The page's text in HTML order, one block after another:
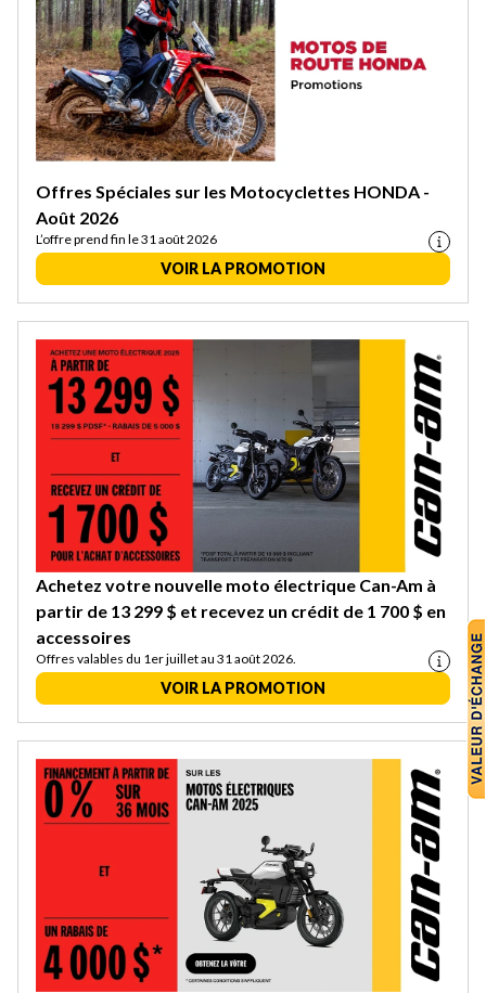
Offres Spéciales sur les Motocyclettes HONDA -
Août 2026
L’offre prend fin le 31 août 2026
VOIR LA PROMOTION
Achetez votre nouvelle moto électrique Can-Am à
partir de 13 299 $ et recevez un crédit de 1 700 $ en
accessoires
Offres valables du 1er juillet au 31 août 2026.
VOIR LA PROMOTION